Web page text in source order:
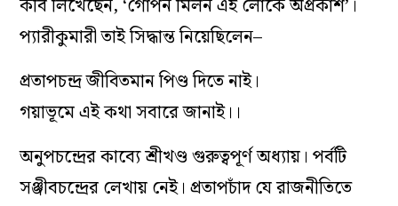
কবি লিখেছেন, ‘গোপন মিলন এই লোকে অপ্রকাশ’।
প্যারীকুমারী তাই সিদ্ধান্ত নিয়েছিলেন–
প্রতাপচন্দ্র জীবিতমান পিণ্ড দিতে নাই।
গয়াভূমে এই কথা সবারে জানাই।।
অনুপচন্দ্রের কাব্যে শ্রীখণ্ড গুরুত্বপূর্ণ অধ্যায়। পর্বটি
সঞ্জীবচন্দ্রের লেখায় নেই। প্রতাপচাঁদ যে রাজনীতিতে